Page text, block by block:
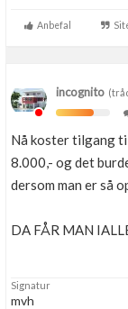
Anbefal
incognito
Nå koster tilgang
8.000,- og det
dersom man er så
DA FÅR MAN
Signatur
mvh